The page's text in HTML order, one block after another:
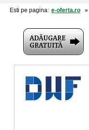
Esti pe pagina: e-oferta.ro »